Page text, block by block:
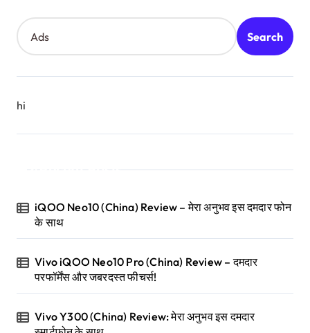
Search
hi
iQOO Neo10 (China) Review – मेरा अनुभव इस दमदार फोन
के साथ
Vivo iQOO Neo10 Pro (China) Review – दमदार
परफॉर्मेंस और जबरदस्त फीचर्स!
Vivo Y300 (China) Review: मेरा अनुभव इस दमदार